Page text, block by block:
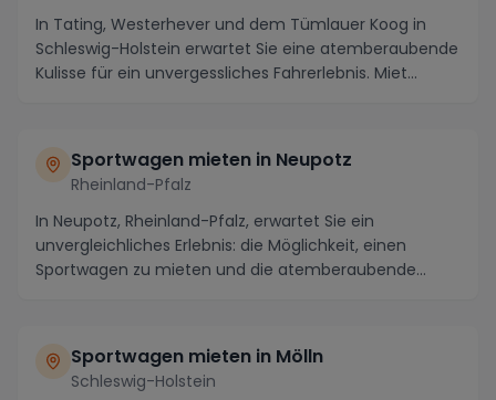
In Tating, Westerhever und dem Tümlauer Koog in
Schleswig-Holstein erwartet Sie eine atemberaubende
Kulisse für ein unvergessliches Fahrerlebnis. Miet...
Sportwagen mieten in Neupotz
Rheinland-Pfalz
In Neupotz, Rheinland-Pfalz, erwartet Sie ein
unvergleichliches Erlebnis: die Möglichkeit, einen
Sportwagen zu mieten und die atemberaubende
Sportwagen mieten in Mölln
Schleswig-Holstein